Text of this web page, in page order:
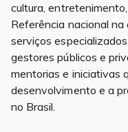
cultura,
Referência nacional na
serviços
gestores públicos e
mentorias e iniciativas
desenvolvimento e a
no Brasil.